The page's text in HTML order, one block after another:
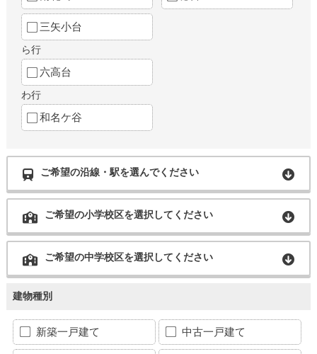
三矢小台
ら行
六高台
わ行
和名ケ谷
ご希望の沿線・駅を選んでください
ご希望の小学校区を選択してください
ご希望の中学校区を選択してください
建物種別
新築一戸建て 中古一戸建て